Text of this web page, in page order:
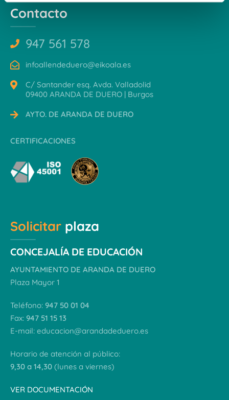
Contacto
947 561 578
infoallendeduero@eikoala.es
C/ Santander esq. Avda. Valladolid
09400 ARANDA DE DUERO | Burgos
AYTO. DE ARANDA DE DUERO
CERTIFICACIONES
Solicitar plaza
CONCEJALÍA DE EDUCACIÓN
AYUNTAMIENTO DE ARANDA DE DUERO
Plaza Mayor 1
Teléfono: 947 50 01 04
Fax: 947 51 15 13
E-mail: educacion@arandadeduero.es
Horario de atención al público:
9,30 a 14,30 (lunes a viernes)
VER DOCUMENTACIÓN